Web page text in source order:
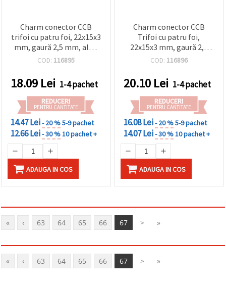
Charm conector CCB
trifoi cu patru foi, 22x15x3
mm, gaură 2,5 mm, alb -
set 5 bucăți
COD: 116895
18.09 Lei 1-4 pachet
REDUCERI
PENTRU CANTITATE
14.47 Lei- 20 %5-9 pachet
12.66 Lei- 30 %10 pachet +
ADAUGA IN COS
Charm conector CCB
Trifoi cu patru foi,
22x15x3 mm, gaură 2,5
mm, roșu – set 5 bucăți
COD: 116896
20.10 Lei 1-4 pachet
REDUCERI
PENTRU CANTITATE
16.08 Lei- 20 %5-9 pachet
14.07 Lei- 30 %10 pachet +
ADAUGA IN COS
« ‹ 63 64 65 66 67 > »
« ‹ 63 64 65 66 67 > »